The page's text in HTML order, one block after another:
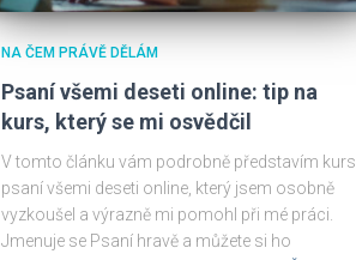
NA ČEM PRÁVĚ DĚLÁM
Psaní všemi deseti online: tip na
kurs, který se mi osvědčil
V tomto článku vám podrobně představím kurs
psaní všemi deseti online, který jsem osobně
vyzkoušel a výrazně mi pomohl při mé práci.
Jmenuje se Psaní hravě a můžete si ho